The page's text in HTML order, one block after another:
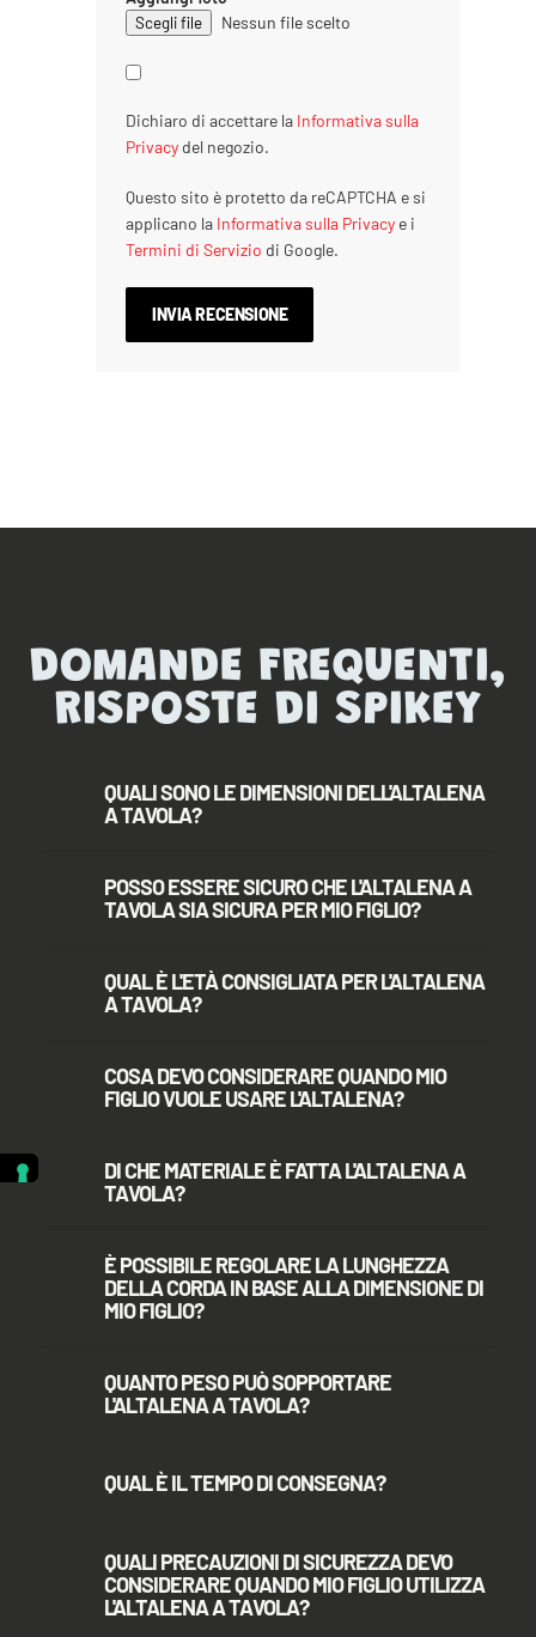
Nessun file scelto
Dichiaro di accettare la Informativa sulla
Privacy del negozio.
Questo sito è protetto da reCAPTCHA e si
applicano la Informativa sulla Privacy e i
Termini di Servizio di Google.
INVIA RECENSIONE
DOMANDE FREQUENTI,
RISPOSTE DI SPIKEY
QUALI SONO LE DIMENSIONI DELL'ALTALENA
A TAVOLA?
POSSO ESSERE SICURO CHE L'ALTALENA A
TAVOLA SIA SICURA PER MIO FIGLIO?
QUAL È L'ETÀ CONSIGLIATA PER L'ALTALENA
A TAVOLA?
COSA DEVO CONSIDERARE QUANDO MIO
FIGLIO VUOLE USARE L'ALTALENA?
DI CHE MATERIALE È FATTA L'ALTALENA A
TAVOLA?
È POSSIBILE REGOLARE LA LUNGHEZZA
DELLA CORDA IN BASE ALLA DIMENSIONE DI
MIO FIGLIO?
QUANTO PESO PUÒ SOPPORTARE
L'ALTALENA A TAVOLA?
QUAL È IL TEMPO DI CONSEGNA?
QUALI PRECAUZIONI DI SICUREZZA DEVO
CONSIDERARE QUANDO MIO FIGLIO UTILIZZA
L'ALTALENA A TAVOLA?